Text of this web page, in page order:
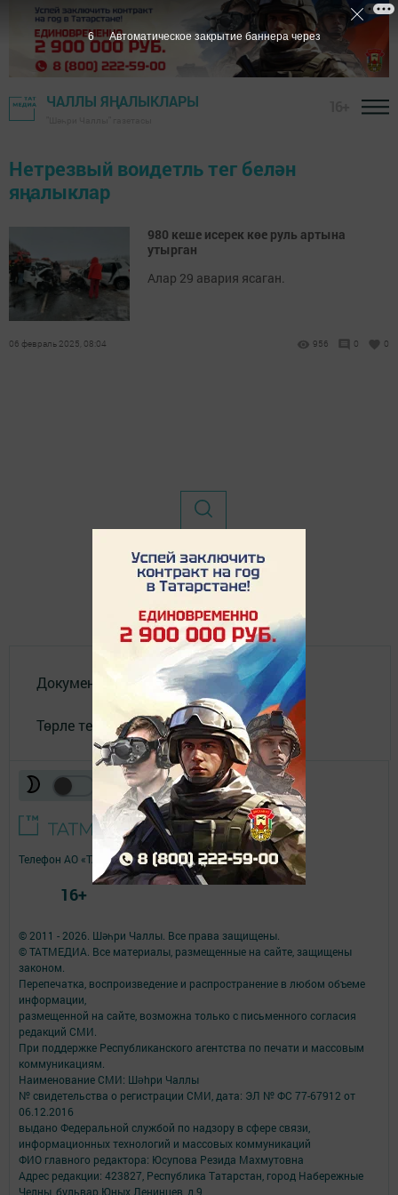
ЧАЛЛЫ ЯҢАЛЫКЛАРЫ
Нетрезвый воидетль тег белән
яңалыклар
980 кеше исерек көе руль артына
утырган
Алар 29 авария ясаган.
06 февраль 2025, 08:04 956 0 0
Документлар
Төрле темалар
© 2011 - 2026. Шәһри Чаллы. Все права защищены.
© ТАТМЕДИА. Все материалы, размещенные на сайте, защищены
законом.
Перепечатка, воспроизведение и распространение в любом объеме
информации,
размещенной на сайте, возможна только с письменного согласия
редакций СМИ.
При поддержке Республиканского агентства по печати и массовым
коммуникациям.
Наименование СМИ: Шəhри Чаллы
№ свидетельства о регистрации СМИ, дата: ЭЛ № ФС 77-67912 от
06.12.2016
выдано Федеральной службой по надзору в сфере связи,
информационных технологий и массовых коммуникаций
ФИО главного редактора: Юсупова Резида Махмутовна
Адрес редакции: 423827, Республика Татарстан, город Набережные
Челны, бульвар Юных Ленинцев, д.9
Телефон АО «ТАТМЕДИА»:(843) 222 09 84
16+
6 Автоматическое закрытие баннера через